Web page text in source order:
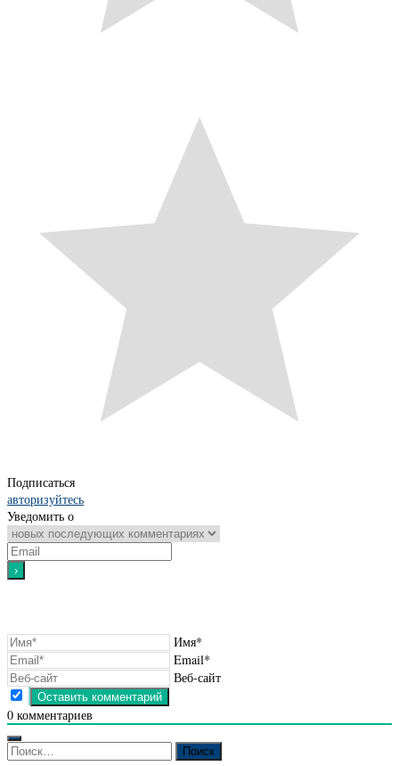
Подписаться
авторизуйтесь
Уведомить о
Имя*
Email*
Веб-сайт
0 комментариев
Найти: